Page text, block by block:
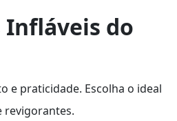
Infláveis do
e praticidade. Escolha o ideal
revigorantes.